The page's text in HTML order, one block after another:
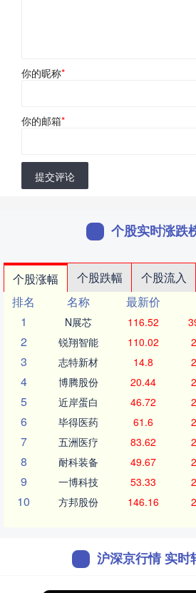
你的昵称*
你的邮箱*
提交评论
个股实时涨跌
个股涨幅 个股跌幅 个股流入
排名
名称 最新价
1
N展芯 116.52
2 锐翔智能 110.02
3 志特新材 14.8
4 博腾股份 20.44
5 近岸蛋白 46.72
6 毕得医药 61.6
7 五洲医疗 83.62
8 耐科装备 49.67
9 一博科技 53.33
10 方邦股份 146.16
沪深京行情 实时